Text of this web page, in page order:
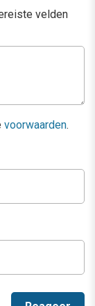
velden
voorwaarden.